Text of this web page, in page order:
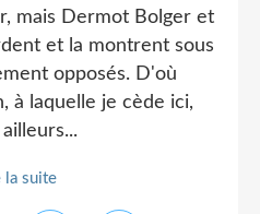
mais Dermot Bolger et
et la montrent sous
opposés. D'où
à laquelle je cède ici,
la suite